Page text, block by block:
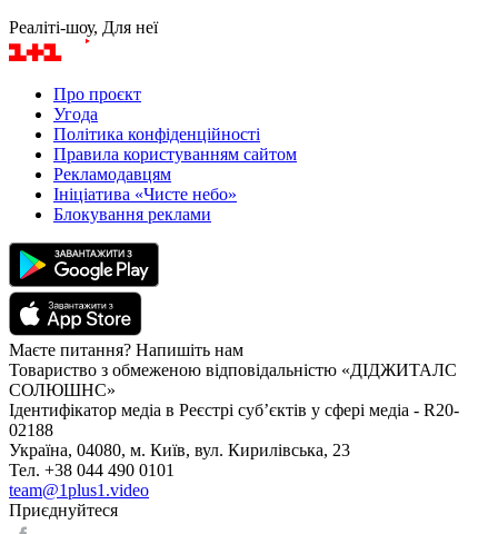
Реаліті-шоу, Для неї
Про проєкт
Угода
Політика конфіденційності
Правила користуванням сайтом
Рекламодавцям
Ініціатива «Чисте небо»
Блокування реклами
Маєте питання? Напишіть нам
Товариство з обмеженою відповідальністю «ДІДЖИТАЛС
СОЛЮШНС»
Ідентифікатор медіа в Реєстрі суб’єктів у сфері медіа - R20-
02188
Україна, 04080, м. Київ, вул. Кирилівська, 23
Тел. +38 044 490 0101
team@1plus1.video
Приєднуйтеся